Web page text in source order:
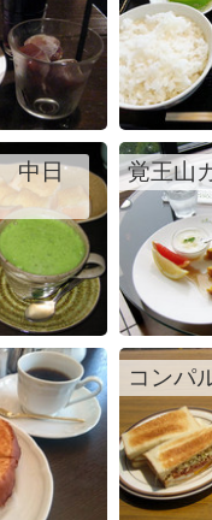
中日
覚王山
コンパ